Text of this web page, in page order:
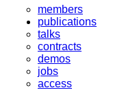
members
publications
talks
contracts
demos
jobs
access